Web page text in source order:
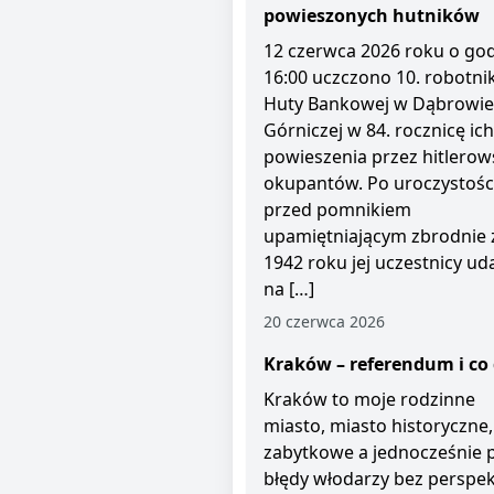
powieszonych hutników
12 czerwca 2026 roku o
16:00 uczczono 10.
Huty Bankowej w Dąbrowie
Górniczej w 84. rocznicę ich
powieszenia przez
okupantów. Po
przed pomnikiem
upamiętniającym zbrodnie
1942 roku jej uczestnicy
na […]
20 czerwca 2026
Kraków – referendum i co
Kraków to moje rodzinne
miasto, miasto historyczne,
zabytkowe a jednocześnie
błędy włodarzy bez